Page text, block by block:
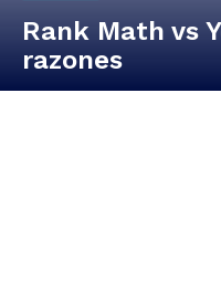
Rank Math vs
razones